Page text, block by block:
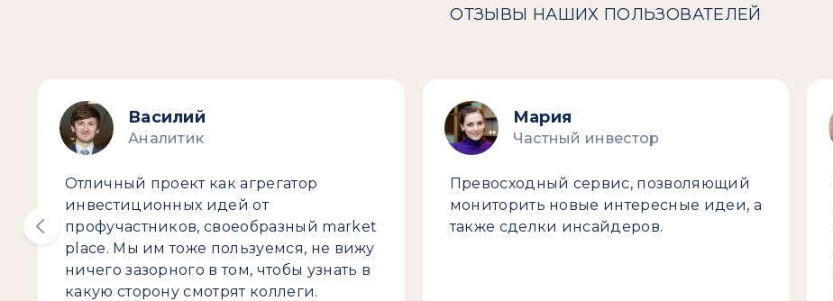
ОТЗЫВЫ НАШИХ ПОЛЬЗОВАТЕЛЕЙ
Василий
Аналитик
Отличный проект как агрегатор
инвестиционных идей от
профучастников, своеобразный market
place. Мы им тоже пользуемся, не вижу
ничего зазорного в том, чтобы узнать в
какую сторону смотрят коллеги.
Мария
Частный инвестор
Превосходный сервис, позволяющий
мониторить новые интересные идеи, а
также сделки инсайдеров.